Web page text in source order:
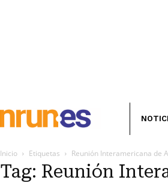
Inicio Etiquetas Reunión Interamericana de
Tag: Reunión